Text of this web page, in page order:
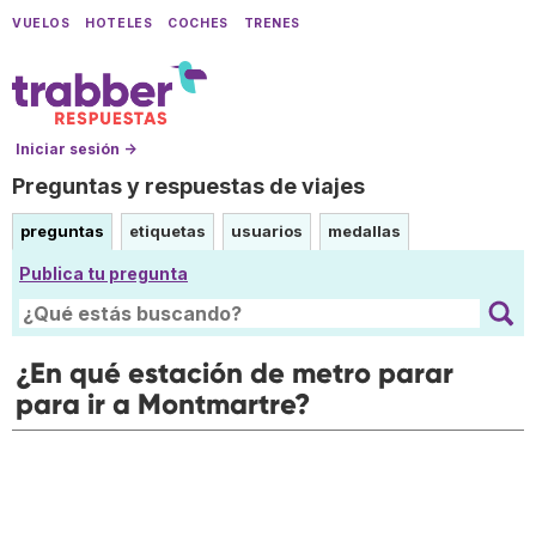
VUELOS HOTELES COCHES TRENES
Iniciar sesión →
Preguntas y respuestas de viajes
preguntas etiquetas usuarios medallas
Publica tu pregunta
¿En qué estación de metro parar
para ir a Montmartre?